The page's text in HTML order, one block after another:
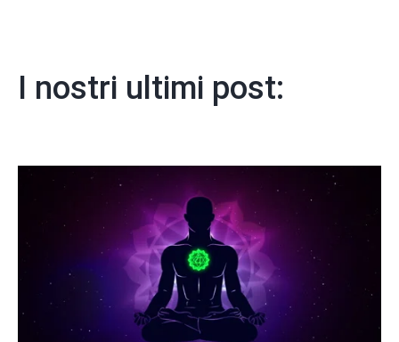
I nostri ultimi post: